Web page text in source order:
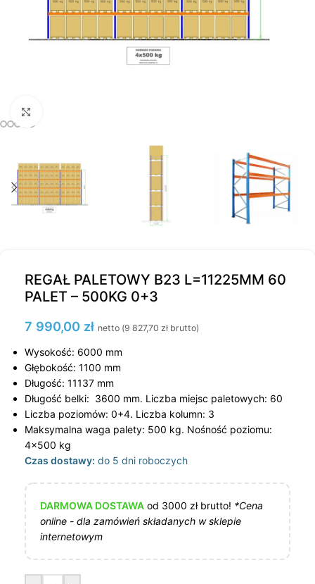
REGAŁ PALETOWY B23 L=11225MM 60
PALET – 500KG 0+3
7 990,00 zł netto (9 827,70 zł brutto)
Wysokość: 6000 mm
Głębokość: 1100 mm
Długość: 11137 mm
Długość belki: 3600 mm. Liczba miejsc paletowych: 60
Liczba poziomów: 0+4. Liczba kolumn: 3
Maksymalna waga palety: 500 kg. Nośność poziomu:
4×500 kg
Czas dostawy: do 5 dni roboczych
DARMOWA DOSTAWA od 3000 zł brutto! *Cena
online - dla zamówień składanych w sklepie
internetowym